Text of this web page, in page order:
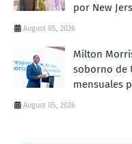
por New
August 05, 2026
Milton
soborno de
mensuales
August 05, 2026